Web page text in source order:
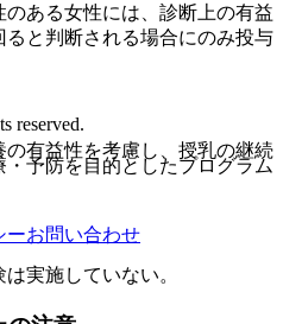
ある女性には、診断上の有益
と判断される場合にのみ投与
有益性を考慮し、授乳の継続
実施していない。
reserved.
予防を目的としたプログラム
ーお問い合わせ